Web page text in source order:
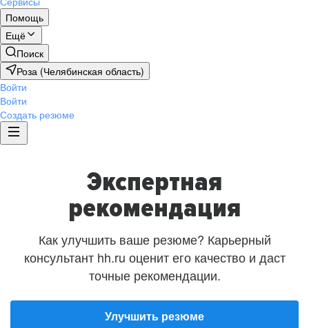
Помощь
Ещё
Поиск
Роза (Челябинская область)
Войти
Войти
Создать резюме
Экспертная
рекомендация
Как улучшить ваше резюме? Карьерный
консультант hh.ru оценит его качество и даст
точные рекомендации.
Улучшить резюме